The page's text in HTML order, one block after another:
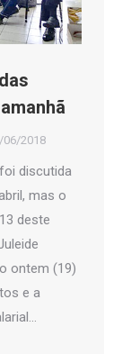
06/2018
discutida
mas o
deste
ontem (19)
e a